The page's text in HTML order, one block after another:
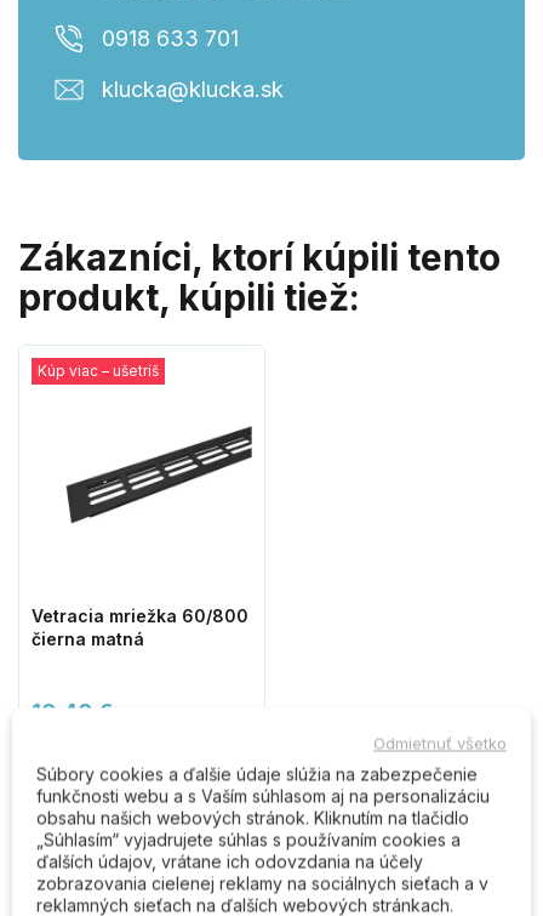
0918 633 701
klucka@klucka.sk
Zákazníci, ktorí kúpili tento
produkt, kúpili tiež:
Kúp viac – ušetríš
Vetracia mriežka 60/800
čierna matná
10,40 €
Komentáre (0)
Odmietnuť všetko
Súbory cookies a ďalšie údaje slúžia na zabezpečenie
funkčnosti webu a s Vaším súhlasom aj na personalizáciu
obsahu našich webových stránok. Kliknutím na tlačidlo
„Súhlasím“ vyjadrujete súhlas s používaním cookies a
ďalších údajov, vrátane ich odovzdania na účely
zobrazovania cielenej reklamy na sociálnych sieťach a v
reklamných sieťach na ďalších webových stránkach.